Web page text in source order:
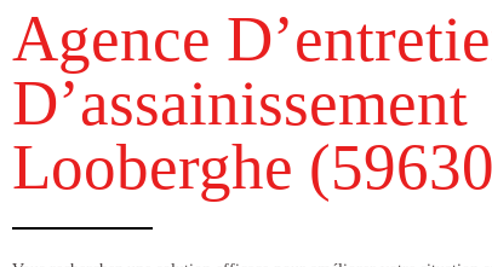
Agence
D’assainissement
Looberghe